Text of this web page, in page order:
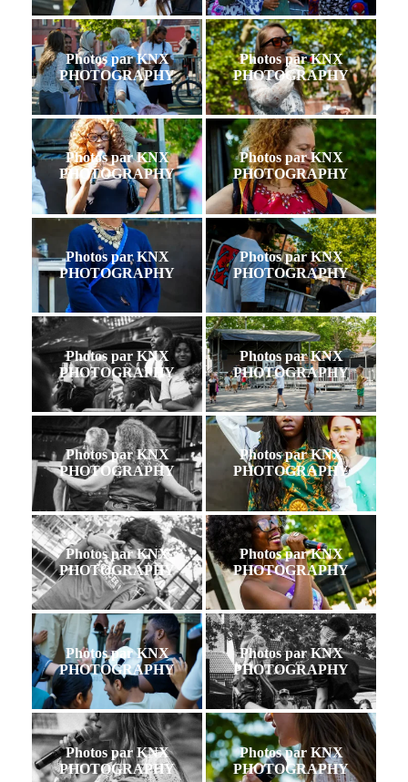
Photos par KNX
PHOTOGRAPHY
Photos par KNX
PHOTOGRAPHY
Photos par KNX
PHOTOGRAPHY
Photos par KNX
PHOTOGRAPHY
Photos par KNX
PHOTOGRAPHY
Photos par KNX
PHOTOGRAPHY
Photos par KNX
PHOTOGRAPHY
Photos par KNX
PHOTOGRAPHY
Photos par KNX
PHOTOGRAPHY
Photos par KNX
PHOTOGRAPHY
Photos par KNX
PHOTOGRAPHY
Photos par KNX
PHOTOGRAPHY
Photos par KNX
PHOTOGRAPHY
Photos par KNX
PHOTOGRAPHY
Photos par KNX
PHOTOGRAPHY
Photos par KNX
PHOTOGRAPHY